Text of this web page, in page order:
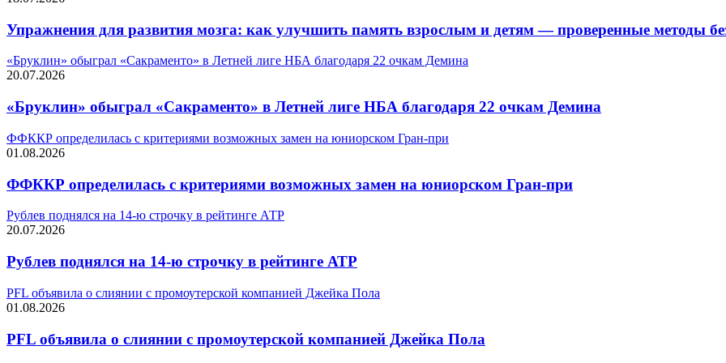
Упражнения для развития мозга: как улучшить память взрослым и детям — проверенные методы
«Бруклин» обыграл «Сакраменто» в Летней лиге НБА благодаря 22 очкам Демина
20.07.2026
«Бруклин» обыграл «Сакраменто» в Летней лиге НБА благодаря 22 очкам Демина
ФФККР определилась с критериями возможных замен на юниорском Гран-при
01.08.2026
ФФККР определилась с критериями возможных замен на юниорском Гран-при
Рублев поднялся на 14-ю строчку в рейтинге АТР
20.07.2026
Рублев поднялся на 14-ю строчку в рейтинге АТР
PFL объявила о слиянии с промоутерской компанией Джейка Пола
01.08.2026
PFL объявила о слиянии с промоутерской компанией Джейка Пола